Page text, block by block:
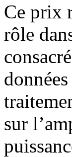
Ce prix
rôle
sur